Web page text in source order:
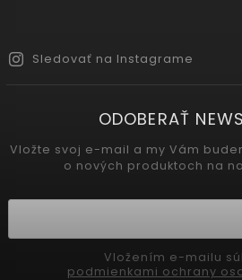
Sledovať na Instagrame
ODOBERAŤ
Vložte svoj e-mail a my Vám
o nových produktoch na
podmienkami ochrany